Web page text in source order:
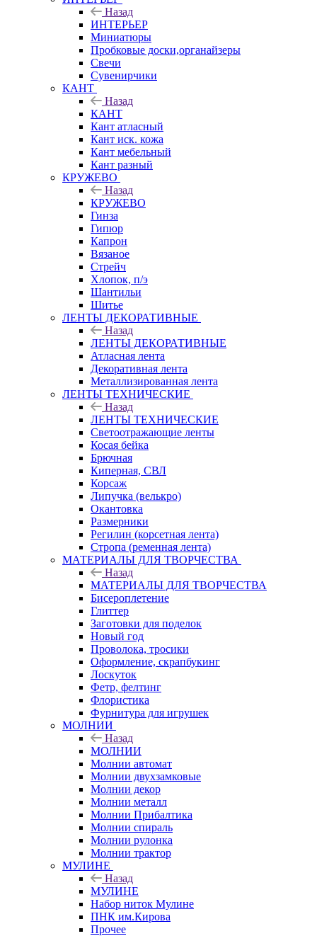
Назад
ИНТЕРЬЕР
Миниатюры
Пробковые доски,органайзеры
Свечи
Сувенирчики
КАНТ
Назад
КАНТ
Кант атласный
Кант иск. кожа
Кант мебельный
Кант разный
КРУЖЕВО
Назад
КРУЖЕВО
Гинза
Гипюр
Капрон
Вязаное
Стрейч
Хлопок, п/э
Шантильи
Шитье
ЛЕНТЫ ДЕКОРАТИВНЫЕ
Назад
ЛЕНТЫ ДЕКОРАТИВНЫЕ
Атласная лента
Декоративная лента
Металлизированная лента
ЛЕНТЫ ТЕХНИЧЕСКИЕ
Назад
ЛЕНТЫ ТЕХНИЧЕСКИЕ
Светоотражающие ленты
Косая бейка
Брючная
Киперная, СВЛ
Корсаж
Липучка (велькро)
Окантовка
Размерники
Регилин (корсетная лента)
Стропа (ременная лента)
МАТЕРИАЛЫ ДЛЯ ТВОРЧЕСТВА
Назад
МАТЕРИАЛЫ ДЛЯ ТВОРЧЕСТВА
Бисероплетение
Глиттер
Заготовки для поделок
Новый год
Проволока, тросики
Оформление, скрапбукинг
Лоскуток
Фетр, фелтинг
Флористика
Фурнитура для игрушек
МОЛНИИ
Назад
МОЛНИИ
Молнии автомат
Молнии двухзамковые
Молнии декор
Молнии металл
Молнии Прибалтика
Молнии спираль
Молнии рулонка
Молнии трактор
МУЛИНЕ
Назад
МУЛИНЕ
Набор ниток Мулине
ПНК им.Кирова
Прочее